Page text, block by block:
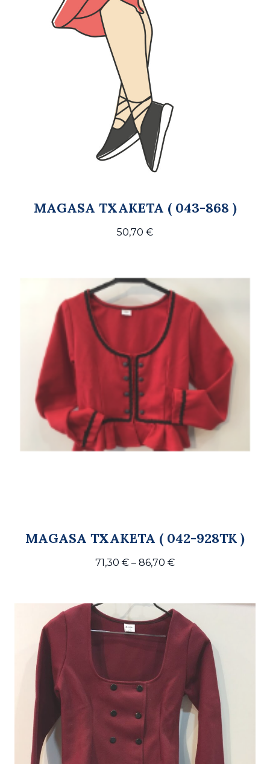
MAGASA TXAKETA ( 043-868 )
50,70 €
MAGASA TXAKETA ( 042-928TK )
71,30 € – 86,70 €Price
through
86,70 €